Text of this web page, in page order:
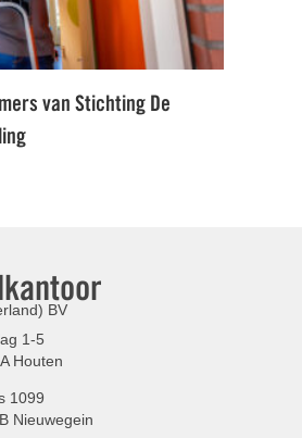
van Stichting De
BV
1-5
Houten
1099
Nieuwegein